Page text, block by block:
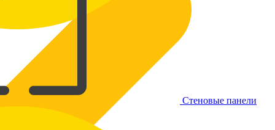
Стеновые панели